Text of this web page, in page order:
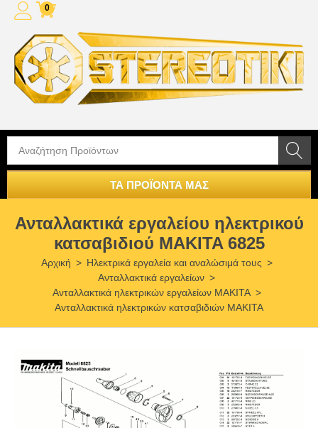
0
ΤΑ ΠΡΟΪΟΝΤΑ ΜΑΣ
Ανταλλακτικά εργαλείου ηλεκτρικού
κατσαβιδιού MAKITA 6825
Αρχική > Ηλεκτρικά εργαλεία και αναλώσιμά τους >
Ανταλλακτικά εργαλείων >
Ανταλλακτικά ηλεκτρικών εργαλείων MAKITA >
Ανταλλακτικά ηλεκτρικών κατσαβιδιών MAKITA